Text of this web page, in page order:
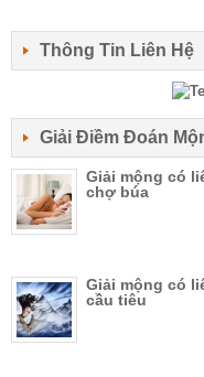
Thông Tin Liên Hệ
Giải Điềm Đoán
Giải mộng có
chợ búa
Giải mộng có
cầu tiêu